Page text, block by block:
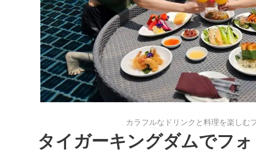
カラフルなドリンクと料理を楽しむ
タイガーキングダムでフ